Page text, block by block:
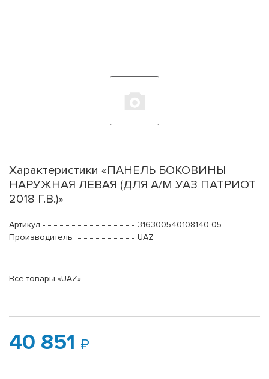
Характеристики «ПАНЕЛЬ БОКОВИНЫ
НАРУЖНАЯ ЛЕВАЯ (ДЛЯ А/М УАЗ ПАТРИОТ
2018 Г.В.)»
Артикул
316300540108140-05
Производитель
UAZ
Все товары «UAZ»
40 851